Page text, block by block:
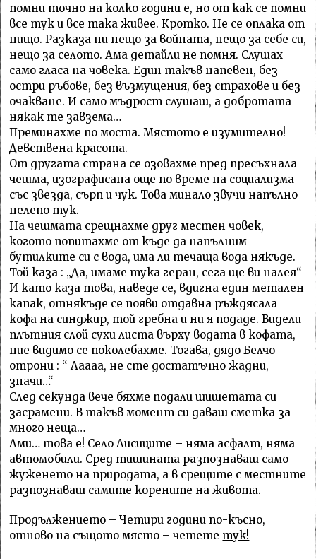
помни точно на колко години е, но от как се помни
все тук и все така живее. Кротко. Не се оплака от
нищо. Разказа ни нещо за войната, нещо за себе си,
нещо за селото. Ама детайли не помня. Слушах
само гласа на човека. Един такъв напевен, без
остри ръбове, без възмущения, без страхове и без
очакване. И само мъдрост слушаш, а добротата
някак те завзема…
Преминахме по моста. Мястото е изумително!
Девствена красота.
От другата страна се озовахме пред пресъхнала
чешма, изографисана още по време на социализма
със звезда, сърп и чук. Това минало звучи напълно
нелепо тук.
На чешмата срещнахме друг местен човек,
когото попитахме от къде да напълним
бутилките си с вода, има ли течаща вода някъде.
Той каза : „Да, имаме тука геран, сега ще ви налея“
И като каза това, наведе се, вдигна един метален
капак, отнякъде се появи отдавна ръждясала
кофа на синджир, той гребна и ни я подаде. Видели
плътния слой сухи листа върху водата в кофата,
ние видимо се поколебахме. Тогава, дядо Белчо
отрони : “ Ааааа, не сте достатъчно жадни,
значи…“
След секунда вече бяхме подали шишетата си
засрамени. В такъв момент си даваш сметка за
много неща…
Ами… това е! Село Лисиците – няма асфалт, няма
автомобили. Сред тишината разпознаваш само
жуженето на природата, а в срещите с местните
разпознаваш самите корените на живота.
Продължението – Четири години по-късно,
отново на същото място – четете тук!